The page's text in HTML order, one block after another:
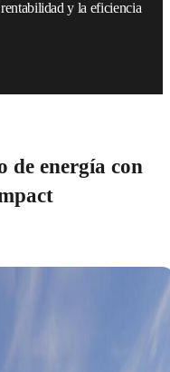
y la eficiencia
de energía con